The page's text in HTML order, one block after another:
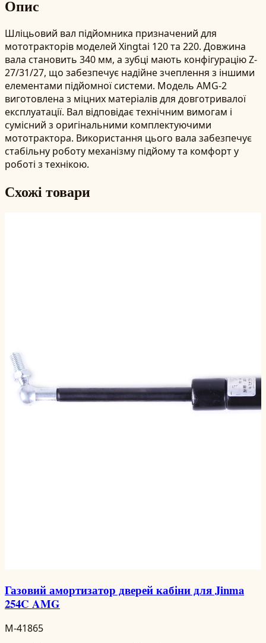
Опис
Шліцьовий вал підйомника призначений для
мототракторів моделей Xingtai 120 та 220. Довжина
вала становить 340 мм, а зубці мають конфігурацію Z-
27/31/27, що забезпечує надійне зчеплення з іншими
елементами підйомної системи. Модель AMG-2
виготовлена з міцних матеріалів для довготривалої
експлуатації. Вал відповідає технічним вимогам і
сумісний з оригінальними комплектуючими
мототрактора. Використання цього вала забезпечує
стабільну роботу механізму підйому та комфорт у
роботі з технікою.
Схожі товари
Газовий амортизатор дверей кабіни для Jinma
254C AMG
M-41865